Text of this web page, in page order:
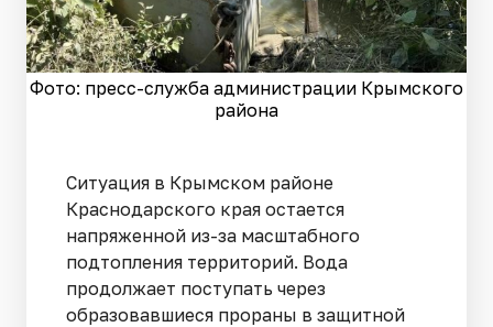
Фото: пресс-служба администрации Крымского
района
Ситуация в Крымском районе
Краснодарского края остается
напряженной из-за масштабного
подтопления территорий. Вода
продолжает поступать через
образовавшиеся прораны в защитной